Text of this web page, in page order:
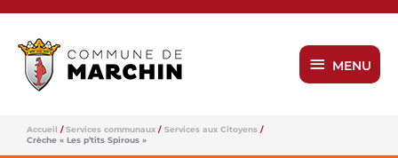
MENU
MENU
Accueil Services communaux
Services aux Citoyens
Crèche « Les p’tits Spirous »